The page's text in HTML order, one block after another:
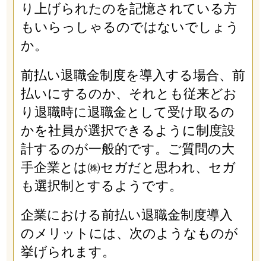
り上げられたのを記憶されている方
もいらっしゃるのではないでしょう
か。
前払い退職金制度を導入する場合、前
払いにするのか、それとも従来どお
り退職時に退職金として受け取るの
かを社員が選択できるように制度設
計するのが一般的です。ご質問の大
手企業とは㈱セガだと思われ、セガ
も選択制とするようです。
企業における前払い退職金制度導入
のメリットには、次のようなものが
挙げられます。